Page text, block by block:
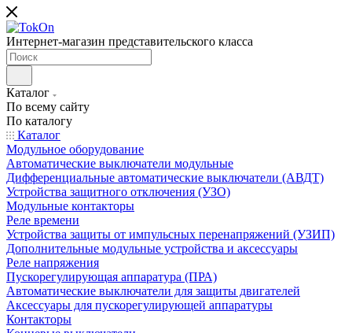
Интернет-магазин представительского класса
Каталог
По всему сайту
По каталогу
Каталог
Модульное оборудование
Автоматические выключатели модульные
Дифференциальные автоматические выключатели (АВДТ)
Устройства защитного отключения (УЗО)
Модульные контакторы
Реле времени
Устройства защиты от импульсных перенапряжений (УЗИП)
Дополнительные модульные устройства и аксессуары
Реле напряжения
Пускорегулирующая аппаратура (ПРА)
Автоматические выключатели для защиты двигателей
Аксессуары для пускорегулирующей аппаратуры
Контакторы